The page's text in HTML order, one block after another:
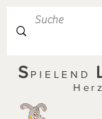
S PIELEND